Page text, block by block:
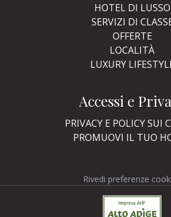
HOTEL DI LUSSO
SERVIZI DI
OFFERTE
LOCALITÀ
LUXURY
Accessi e
PRIVACY E POLICY SUI
PROMUOVI IL TUO
Rivedi preferenze